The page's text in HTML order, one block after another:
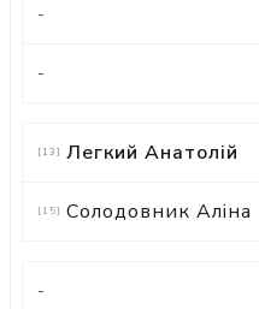
-
-
[13] Легкий Анатолій
[15] Солодовник Аліна
-